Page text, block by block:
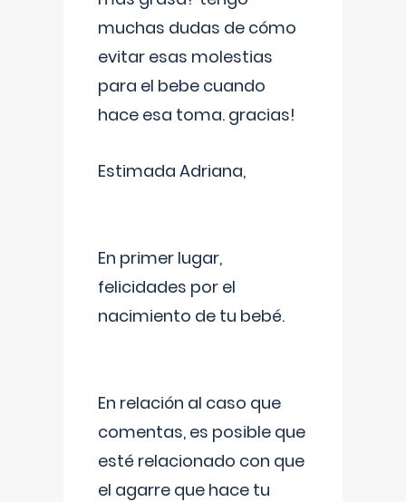
muchas dudas de cómo
evitar esas molestias
para el bebe cuando
hace esa toma. gracias!
Estimada Adriana,
En primer lugar,
felicidades por el
nacimiento de tu bebé.
En relación al caso que
comentas, es posible que
esté relacionado con que
el agarre que hace tu